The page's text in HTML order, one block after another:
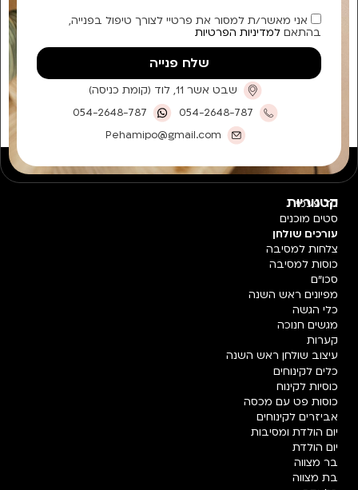
אני מאשר/ת למסור את פרטיי לצורך טיפול בפנייה,
בהתאם למדיניות הפרטיות
שלח פנייה
שבט אשר 11, לוד (קומת כניסה)
054-2648-787
054-2648-787
Pehamipo@gmail.com
קטגוריות
חד פעמי
סטים מוכנים
עורכים שולחן
צלחות למסיבה
כוסות למסיבה
סכו"ם
מפיונים ראש השנה
כלי הגשה
מגשים חנוכה
קערות
עיצוב שולחן ראש השנה
כלים לקינוחים
כוסיות לקינוח
כוסות פט עם מכסה
אביזרים לקינוחים
יום הולדת ומסיבות
יום הולדת
בר מצווה
בת מצווה